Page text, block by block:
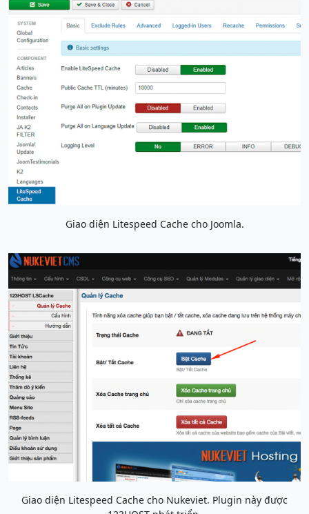
Giao diện Litespeed Cache cho Joomla.
Giao diện Litespeed Cache cho Nukeviet. Plugin này được